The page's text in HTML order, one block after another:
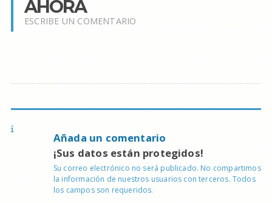
AHORA
ESCRIBE UN COMENTARIO
Añada un comentario
¡Sus datos están protegidos!
Su correo electrónico no será publicado. No compartimos
la información de nuestros usuarios con terceros. Todos
los campos son requeridos.